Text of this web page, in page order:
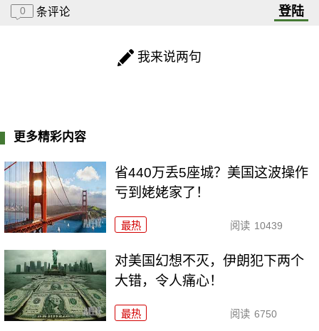
0 条评论 登陆
我来说两句
更多精彩内容
省440万丢5座城？美国这波操作
亏到姥姥家了！
最热 阅读 10439
对美国幻想不灭，伊朗犯下两个
大错，令人痛心！
最热 阅读 6750